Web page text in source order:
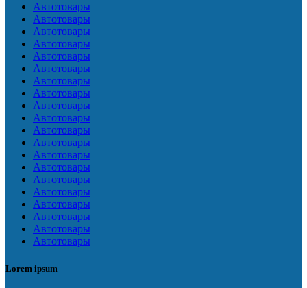
Автотовары
Автотовары
Автотовары
Автотовары
Автотовары
Автотовары
Автотовары
Автотовары
Автотовары
Автотовары
Автотовары
Автотовары
Автотовары
Автотовары
Автотовары
Автотовары
Автотовары
Автотовары
Автотовары
Автотовары
Lorem ipsum